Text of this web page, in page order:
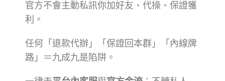
官方不會主動私訊你加好友、代操、保證獲
利。
任何「退款代辦」「保證回本群」「內線牌
路」＝九成九是陷阱。